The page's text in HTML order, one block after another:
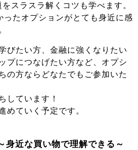
スラスラ解くコツも学べます。
たオプションがとても身近に感
びたい方、金融に強くなりたい
プにつなげたい方など、オプシ
の方ならどなたでもご参加いた
しています！
めていく予定です。
身近な買い物で理解できる～